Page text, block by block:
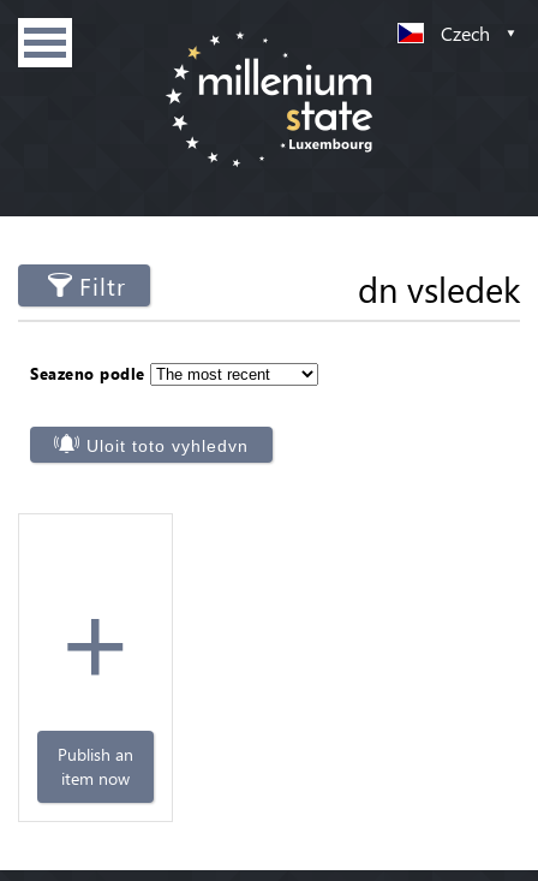
Czech
Filtr dn vsledek
Seazeno podle
Uloit toto vyhledvn
+
Publish an
item now